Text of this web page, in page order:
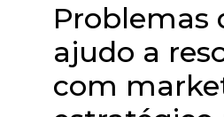
Problemas
ajudo a
com